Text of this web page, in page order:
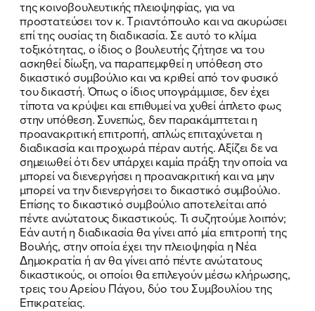
της κοινοβουλευτικής πλειοψηφίας, για να
προστατεύσει τον κ. Τριαντόπουλο και να ακυρώσει
επί της ουσίας τη διαδικασία. Σε αυτό το κλίμα
τοξικότητας, ο ίδιος ο βουλευτής ζήτησε να του
ασκηθεί δίωξη, να παραπεμφθεί η υπόθεση στο
δικαστικό συμβούλιο και να κριθεί από τον φυσικό
του δικαστή. Όπως ο ίδιος υπογράμμισε, δεν έχει
τίποτα να κρύψει και επιθυμεί να χυθεί άπλετο φως
στην υπόθεση. Συνεπώς, δεν παρακάμπτεται η
προανακριτική επιτροπή, απλώς επιταχύνεται η
διαδικασία και προχωρά πέραν αυτής. Αξίζει δε να
σημειωθεί ότι δεν υπάρχει καμία πράξη την οποία να
μπορεί να διενεργήσει η προανακριτική και να μην
μπορεί να την διενεργήσει το δικαστικό συμβούλιο.
Επίσης το δικαστικό συμβούλιο αποτελείται από
πέντε ανώτατους δικαστικούς. Τι συζητούμε λοιπόν;
Εάν αυτή η διαδικασία θα γίνει από μία επιτροπή της
Βουλής, στην οποία έχει την πλειοψηφία η Νέα
Δημοκρατία ή αν θα γίνει από πέντε ανώτατους
δικαστικούς, οι οποίοι θα επιλεγούν μέσω κλήρωσης,
τρεις του Αρείου Πάγου, δύο του Συμβουλίου της
Επικρατείας.